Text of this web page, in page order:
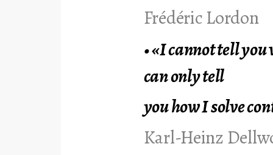
Frédéric Lordon
•«I cannot tell
can only tell
you how I solve
Karl-Heinz